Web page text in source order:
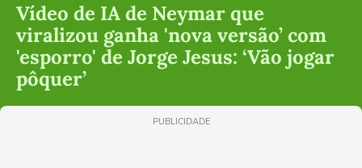
Vídeo de IA de Neymar que
viralizou ganha 'nova versão’ com
'esporro' de Jorge Jesus: ‘Vão jogar
pôquer’
PUBLICIDADE